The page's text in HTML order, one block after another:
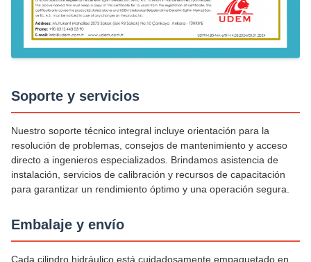
Soporte y servicios
Nuestro soporte técnico integral incluye orientación para la
resolución de problemas, consejos de mantenimiento y acceso
directo a ingenieros especializados. Brindamos asistencia de
instalación, servicios de calibración y recursos de capacitación
para garantizar un rendimiento óptimo y una operación segura.
Embalaje y envío
Cada cilindro hidráulico está cuidadosamente empaquetado en